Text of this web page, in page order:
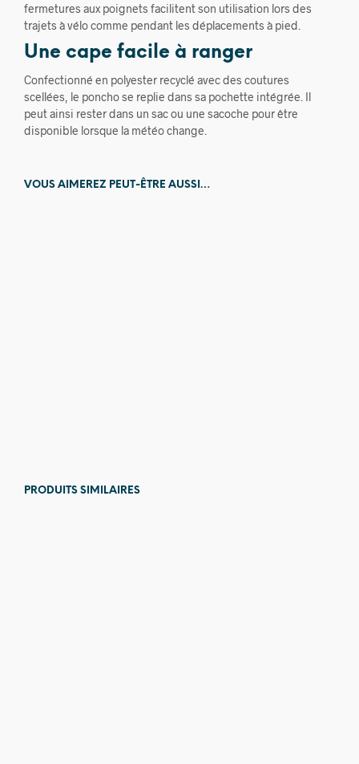
fermetures aux poignets facilitent son utilisation lors des
trajets à vélo comme pendant les déplacements à pied.
Une cape facile à ranger
Confectionné en polyester recyclé avec des coutures
scellées, le poncho se replie dans sa pochette intégrée. Il
peut ainsi rester dans un sac ou une sacoche pour être
disponible lorsque la météo change.
VOUS AIMEREZ PEUT-ÊTRE AUSSI…
PRODUITS SIMILAIRES